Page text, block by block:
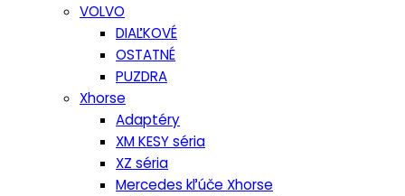
VOLVO
DIAĽKOVÉ
OSTATNÉ
PUZDRA
Xhorse
Adaptéry
XM KESY séria
XZ séria
Mercedes kľúče Xhorse